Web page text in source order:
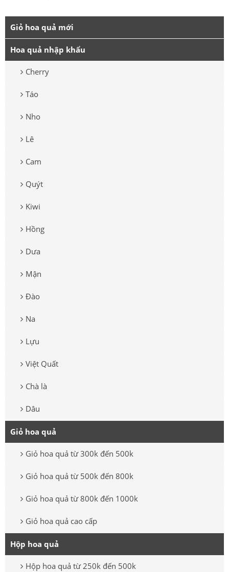
Giỏ hoa quả mới
Hoa quả nhập khẩu
Cherry
Táo
Nho
Lê
Cam
Quýt
Kiwi
Hồng
Dưa
Mận
Đào
Na
Lựu
Việt Quất
Chà là
Dâu
Giỏ hoa quả
Giỏ hoa quả từ 300k đến 500k
Giỏ hoa quả từ 500k đến 800k
Giỏ hoa quả từ 800k đến 1000k
Giỏ hoa quả cao cấp
Hộp hoa quả
Hộp hoa quả từ 250k đến 500k